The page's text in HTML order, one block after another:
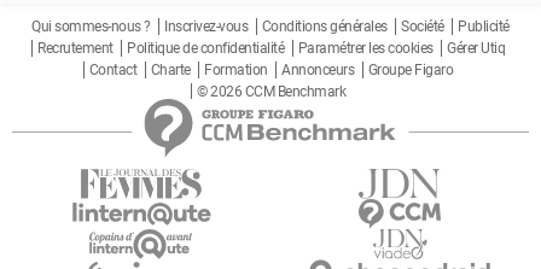
Qui sommes-nous ? Inscrivez-vous Conditions générales Société
Publicité
Recrutement
Politique de confidentialité Paramétrer les cookies
Gérer Utiq
Contact
Charte Formation Annonceurs
Groupe Figaro
© 2026 CCM Benchmark